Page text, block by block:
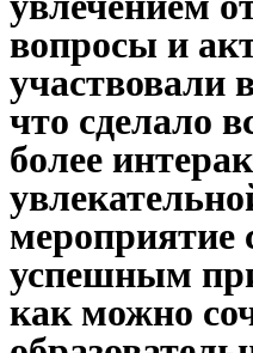
вопросы и
участвовали
что сделало
более
мероприятие
успешным
как можно